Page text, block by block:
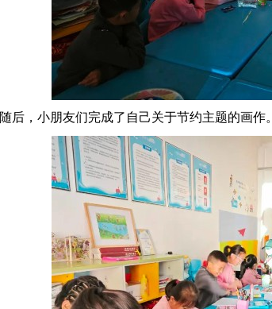
随后，小朋友们完成了自己关于节约主题的画作。